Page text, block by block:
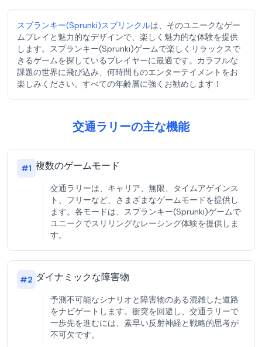
スプランキー(Sprunki)スプリンクルは、そのユニークなゲー
ムプレイと魅力的なデザインで、楽しく魅力的な体験を提供
します。スプランキー(Sprunki)ゲームで楽しくリラックスで
きるゲームを探しているプレイヤーに最適です。カラフルな
課題の世界に飛び込み、何時間ものエンターテイメントをお
楽しみください。すべての年齢層に強くお勧めします！
交通ラリーの主な機能
#1 複数のゲームモード
交通ラリーは、キャリア、無限、タイムアゲインス
ト、フリーなど、さまざまなゲームモードを提供し
ます。各モードは、スプランキー(Sprunki)ゲームで
ユニークでスリリングなレーシング体験を提供しま
す。
#2 ダイナミックな障害物
予測不可能なシナリオと障害物のある混雑した道路
をナビゲートします。衝突を回避し、交通ラリーで
一歩先を進むには、素早い反射神経と戦略的思考が
不可欠です。